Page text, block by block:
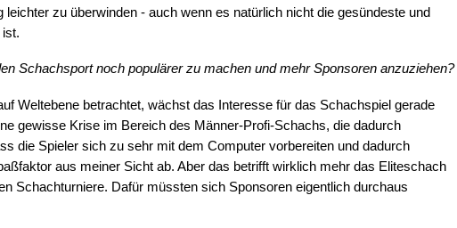
leichter zu überwinden - auch wenn es natürlich nicht die gesündeste und
Schachsport noch populärer zu machen und mehr Sponsoren anzuziehen?
Weltebene betrachtet, wächst das Interesse für das Schachspiel gerade
gewisse Krise im Bereich des Männer-Profi-Schachs, die dadurch
die Spieler sich zu sehr mit dem Computer vorbereiten und dadurch
aus meiner Sicht ab. Aber das betrifft wirklich mehr das Eliteschach
Schachturniere. Dafür müssten sich Sponsoren eigentlich durchaus